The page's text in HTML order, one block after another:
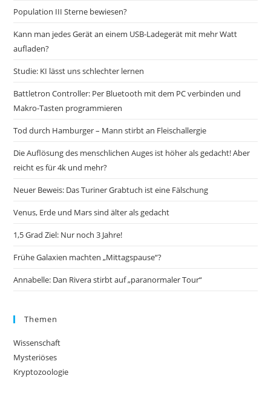
Population III Sterne bewiesen?
Kann man jedes Gerät an einem USB-Ladegerät mit mehr Watt
aufladen?
Studie: KI lässt uns schlechter lernen
Battletron Controller: Per Bluetooth mit dem PC verbinden und
Makro-Tasten programmieren
Tod durch Hamburger – Mann stirbt an Fleischallergie
Die Auflösung des menschlichen Auges ist höher als gedacht! Aber
reicht es für 4k und mehr?
Neuer Beweis: Das Turiner Grabtuch ist eine Fälschung
Venus, Erde und Mars sind älter als gedacht
1,5 Grad Ziel: Nur noch 3 Jahre!
Frühe Galaxien machten „Mittagspause“?
Annabelle: Dan Rivera stirbt auf „paranormaler Tour“
Themen
Wissenschaft
Mysteriöses
Kryptozoologie